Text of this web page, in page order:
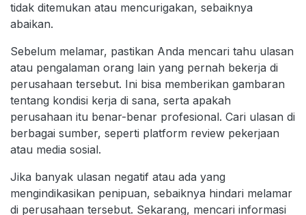
tidak ditemukan atau mencurigakan, sebaiknya
abaikan.
Sebelum melamar, pastikan Anda mencari tahu ulasan
atau pengalaman orang lain yang pernah bekerja di
perusahaan tersebut. Ini bisa memberikan gambaran
tentang kondisi kerja di sana, serta apakah
perusahaan itu benar-benar profesional. Cari ulasan di
berbagai sumber, seperti platform review pekerjaan
atau media sosial.
Jika banyak ulasan negatif atau ada yang
mengindikasikan penipuan, sebaiknya hindari melamar
di perusahaan tersebut. Sekarang, mencari informasi